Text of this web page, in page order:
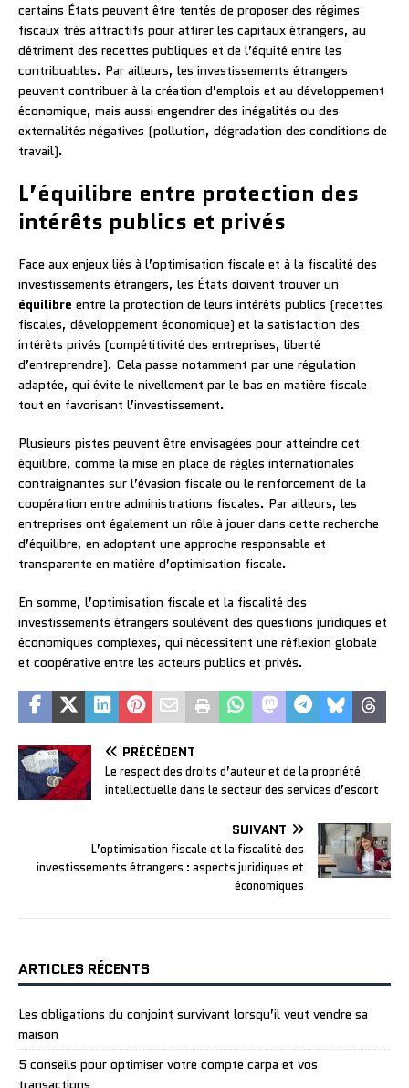
certains États peuvent être tentés de proposer des régimes
fiscaux très attractifs pour attirer les capitaux étrangers, au
détriment des recettes publiques et de l’équité entre les
contribuables. Par ailleurs, les investissements étrangers
peuvent contribuer à la création d’emplois et au développement
économique, mais aussi engendrer des inégalités ou des
externalités négatives (pollution, dégradation des conditions de
travail).
L’équilibre entre protection des
intérêts publics et privés
Face aux enjeux liés à l’optimisation fiscale et à la fiscalité des
investissements étrangers, les États doivent trouver un
équilibre entre la protection de leurs intérêts publics (recettes
fiscales, développement économique) et la satisfaction des
intérêts privés (compétitivité des entreprises, liberté
d’entreprendre). Cela passe notamment par une régulation
adaptée, qui évite le nivellement par le bas en matière fiscale
tout en favorisant l’investissement.
Plusieurs pistes peuvent être envisagées pour atteindre cet
équilibre, comme la mise en place de règles internationales
contraignantes sur l’évasion fiscale ou le renforcement de la
coopération entre administrations fiscales. Par ailleurs, les
entreprises ont également un rôle à jouer dans cette recherche
d’équilibre, en adoptant une approche responsable et
transparente en matière d’optimisation fiscale.
En somme, l’optimisation fiscale et la fiscalité des
investissements étrangers soulèvent des questions juridiques et
économiques complexes, qui nécessitent une réflexion globale
et coopérative entre les acteurs publics et privés.
PRÉCÉDENT
Le respect des droits d’auteur et de la propriété
intellectuelle dans le secteur des services d’escort
SUIVANT
L’optimisation fiscale et la fiscalité des
investissements étrangers : aspects juridiques et
économiques
ARTICLES RÉCENTS
Les obligations du conjoint survivant lorsqu’il veut vendre sa
maison
5 conseils pour optimiser votre compte carpa et vos
transactions